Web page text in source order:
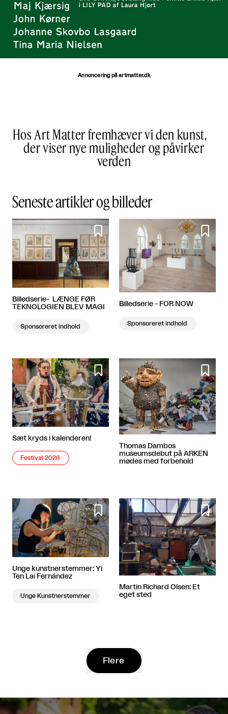
Annoncering på artmatter.dk
Hos Art Matter fremhæver vi den kunst,
der viser nye muligheder og påvirker
verden
Seneste artikler og billeder

Billedserie- LÆNGE FØR
TEKNOLOGIEN BLEV MAGI
Sponsoreret indhold

Billedserie - FOR NOW
Sponsoreret indhold

Sæt kryds i kalenderen!
Festival 2026

Thomas Dambos
museumsdebut på ARKEN
mødes med forbehold

Unge kunstnerstemmer: Yi
Ten Lai Fernández
Unge Kunstnerstemmer

Martin Richard Olsen: Et
eget sted
Flere